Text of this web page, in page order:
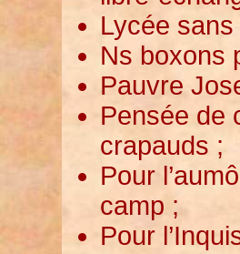
Lycée
Ns boxons
Pauvre
Pensée de
crapauds ;
Pour
camp ;
Pour